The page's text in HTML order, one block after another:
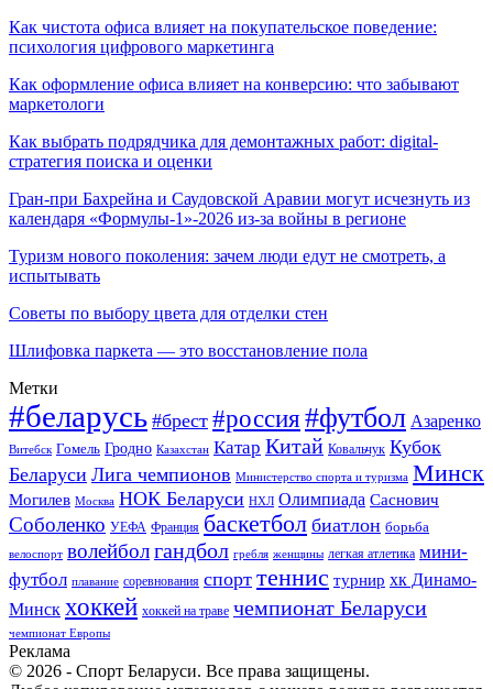
Как чистота офиса влияет на покупательское поведение:
психология цифрового маркетинга
Как оформление офиса влияет на конверсию: что забывают
маркетологи
Как выбрать подрядчика для демонтажных работ: digital-
стратегия поиска и оценки
Гран-при Бахрейна и Саудовской Аравии могут исчезнуть из
календаря «Формулы-1»-2026 из-за войны в регионе
Туризм нового поколения: зачем люди едут не смотреть, а
испытывать
Советы по выбору цвета для отделки стен
Шлифовка паркета — это восстановление пола
Метки
#беларусь #брест #россия#футбол Азаренко
Витебск Гомель Гродно Казахстан Катар Китай Ковальчук Кубок
Беларуси Лига чемпионов Министерство спорта и туризма Минск
Могилев Москва НОК Беларуси НХЛ Олимпиада Саснович
Соболенко УЕФА Франция баскетбол биатлон борьба
велоспорт волейболгандбол гребля женщины легкая атлетика мини-
футбол плавание соревнования спорт теннис турнир хк Динамо-
Минск хоккей хоккей на траве чемпионат Беларуси
чемпионат Европы
Реклама
© 2026 - Спорт Беларуси. Все права защищены.